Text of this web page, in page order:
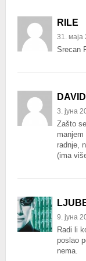
RILE
31. маја
Srecan
DAVID
3. јуна
Zašto
radnje,
(ima
9. јуна
Radi li
poslao
nema.